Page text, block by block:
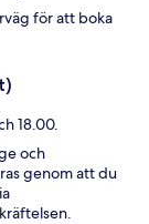
för att boka
18.00.
och
genom att du